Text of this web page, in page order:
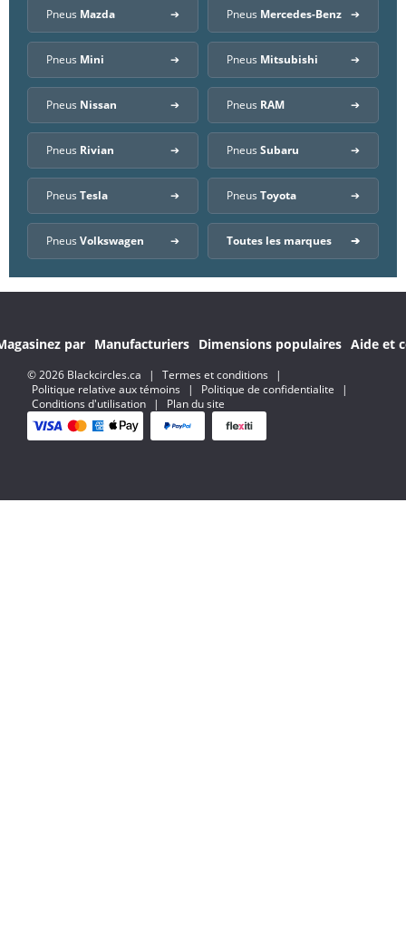
Pneus Mazda Pneus Mercedes-Benz
Pneus Mini Pneus Mitsubishi
Pneus Nissan Pneus RAM
Pneus Rivian Pneus Subaru
Pneus Tesla Pneus Toyota
Pneus Volkswagen Toutes les marques
par Manufacturiers Dimensions populaires Aide et
© 2026 Blackcircles.ca | Termes et conditions
|
Politique relative aux témoins
| Politique de confidentialite
|
Conditions d'utilisation
| Plan du site